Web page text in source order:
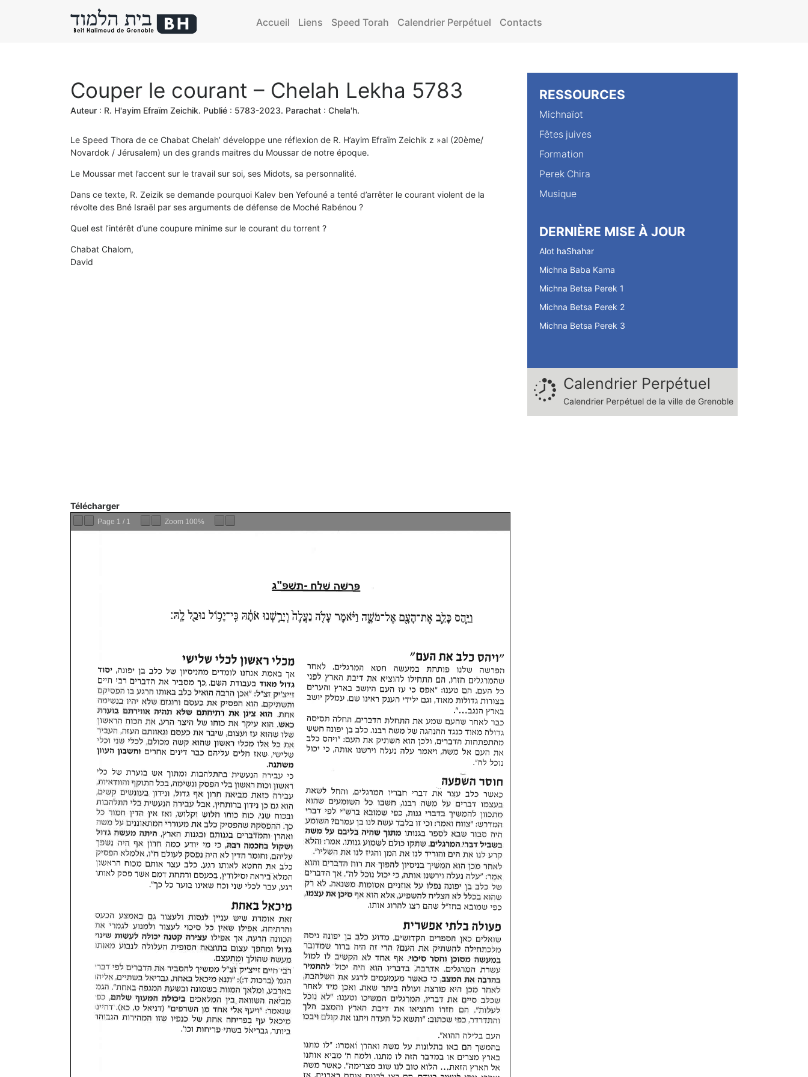
Accueil Liens Speed Torah Calendrier Perpétuel Contacts
Couper le courant – Chelah Lekha 5783
Auteur : R. H'ayim Efraïm Zeichik. Publié : 5783-2023. Parachat : Chela'h.
Le Speed Thora de ce Chabat Chelah’ développe une réflexion de R. H’ayim Efraïm Zeichik z »al (20ème/
Novardok / Jérusalem) un des grands maitres du Moussar de notre époque.
Le Moussar met l’accent sur le travail sur soi, ses Midots, sa personnalité.
Dans ce texte, R. Zeizik se demande pourquoi Kalev ben Yefouné a tenté d’arrêter le courant violent de la
révolte des Bné Israël par ses arguments de défense de Moché Rabénou ?
Quel est l’intérêt d’une coupure minime sur le courant du torrent ?
Chabat Chalom,
David
Télécharger
Page 1 / 1 Zoom 100%
RESSOURCES
Michnaïot
Fêtes juives
Formation
Perek Chira
Musique
DERNIÈRE MISE À JOUR
Alot haShahar
Michna Baba Kama
Michna Betsa Perek 1
Michna Betsa Perek 2
Michna Betsa Perek 3
Calendrier Perpétuel
Calendrier Perpétuel de la ville de Grenoble